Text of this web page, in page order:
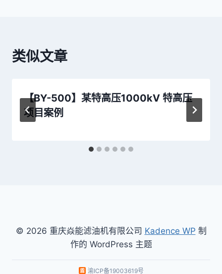
类似文章
【BY-500】某特高压1000kV 特高压
项目案例
© 2026 重庆焱能滤油机有限公司 Kadence WP 制
作的 WordPress 主题
渝ICP备19003619号